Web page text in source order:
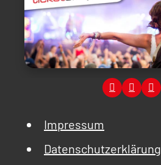
Impressum
Datenschutzerklärung